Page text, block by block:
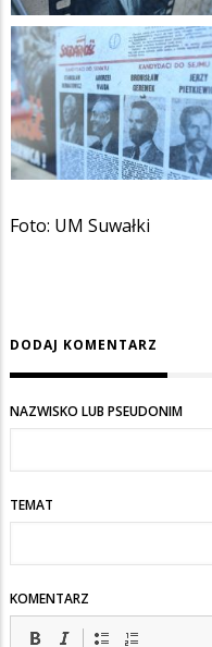
Foto: UM Suwałki
DODAJ KOMENTARZ
NAZWISKO LUB PSEUDONIM
TEMAT
KOMENTARZ